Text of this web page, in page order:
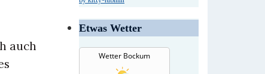
auch
Etwas Wetter
Wetter Bockum